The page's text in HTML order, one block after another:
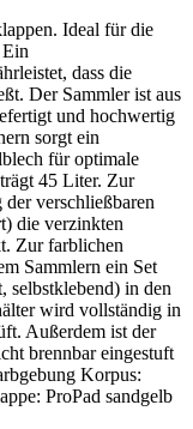
Ideal für die
dass die
Der Sammler ist aus
und hochwertig
sorgt ein
für optimale
45 Liter. Zur
verschließbaren
die verzinkten
Zur farblichen
Sammlern ein Set
selbstklebend) in den
wird vollständig in
Außerdem ist der
brennbar eingestuft
Korpus:
ProPad sandgelb